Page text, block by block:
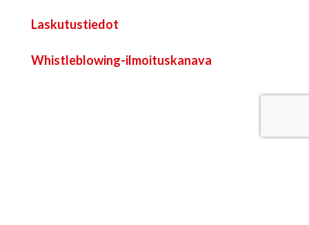
Laskutustiedot
Whistleblowing-ilmoituskanava